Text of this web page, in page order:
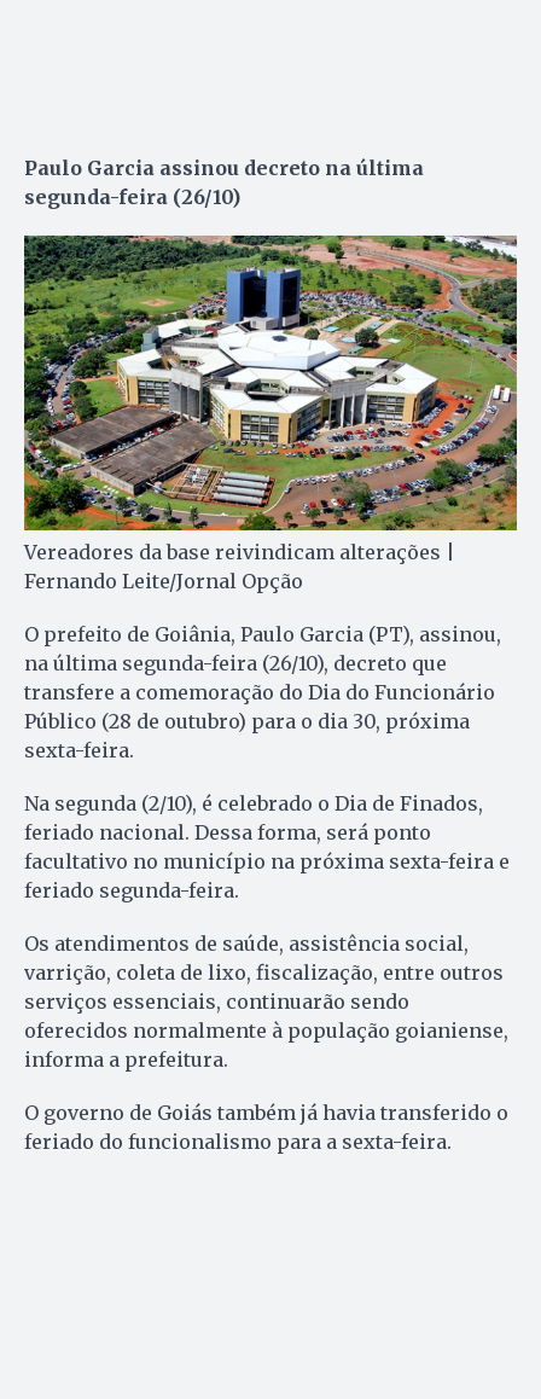
Paulo Garcia assinou decreto na última
segunda-feira (26/10)
Vereadores da base reivindicam alterações |
Fernando Leite/Jornal Opção
O prefeito de Goiânia, Paulo Garcia (PT), assinou,
na última segunda-feira (26/10), decreto que
transfere a comemoração do Dia do Funcionário
Público (28 de outubro) para o dia 30, próxima
sexta-feira.
Na segunda (2/10), é celebrado o Dia de Finados,
feriado nacional. Dessa forma, será ponto
facultativo no município na próxima sexta-feira e
feriado segunda-feira.
Os atendimentos de saúde, assistência social,
varrição, coleta de lixo, fiscalização, entre outros
serviços essenciais, continuarão sendo
oferecidos normalmente à população goianiense,
informa a prefeitura.
O governo de Goiás também já havia transferido o
feriado do funcionalismo para a sexta-feira.